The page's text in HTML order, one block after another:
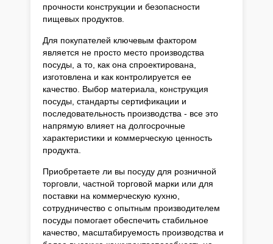
прочности конструкции и безопасности
пищевых продуктов.
Для покупателей ключевым фактором
является не просто место производства
посуды, а то, как она спроектирована,
изготовлена и как контролируется ее
качество. Выбор материала, конструкция
посуды, стандарты сертификации и
последовательность производства - все это
напрямую влияет на долгосрочные
характеристики и коммерческую ценность
продукта.
Приобретаете ли вы посуду для розничной
торговли, частной торговой марки или для
поставки на коммерческую кухню,
сотрудничество с опытным производителем
посуды помогает обеспечить стабильное
качество, масштабируемость производства и